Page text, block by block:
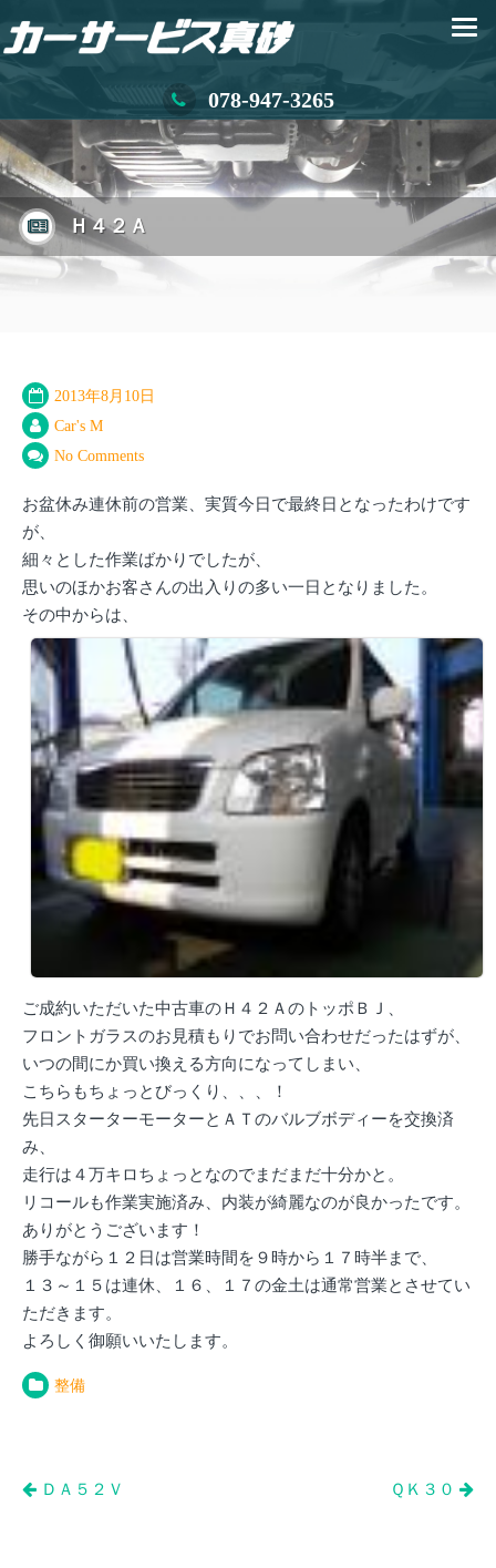
078-947-3265
Ｈ４２Ａ
2013年8月10日
Car's M
No Comments
お盆休み連休前の営業、実質今日で最終日となったわけです
が、
細々とした作業ばかりでしたが、
思いのほかお客さんの出入りの多い一日となりました。
その中からは、
ご成約いただいた中古車のＨ４２ＡのトッポＢＪ、
フロントガラスのお見積もりでお問い合わせだったはずが、
いつの間にか買い換える方向になってしまい、
こちらもちょっとびっくり、、、！
先日スターターモーターとＡＴのバルブボディーを交換済
み、
走行は４万キロちょっとなのでまだまだ十分かと。
リコールも作業実施済み、内装が綺麗なのが良かったです。
ありがとうございます！
勝手ながら１２日は営業時間を９時から１７時半まで、
１３～１５は連休、１６、１７の金土は通常営業とさせてい
ただきます。
よろしく御願いいたします。
整備
投ＤＡ５２Ｖ ＱＫ３０